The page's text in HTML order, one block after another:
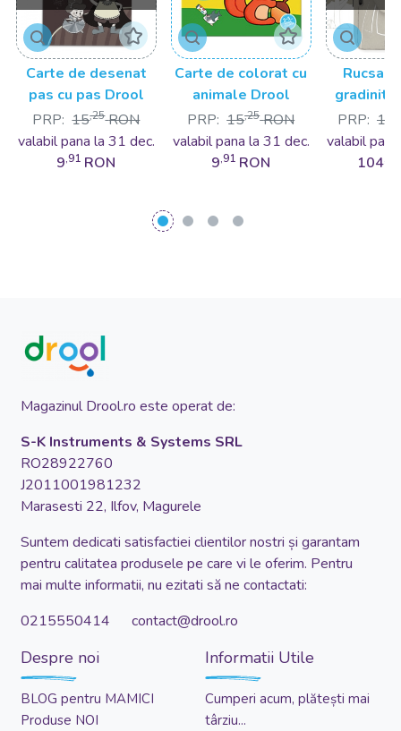
Carte de desenat
pas cu pas Drool
PRP: 15,25 RON
valabil pana la 31 dec.
9,91 RON
Carte de colorat cu
animale Drool
PRP: 15,25 RON
valabil pana la 31 dec.
9,91 RON
Rucsac
gradinita
PRP:
valabil
104
Magazinul Drool.ro este operat de:
S-K Instruments & Systems SRL
RO28922760
J2011001981232
Marasesti 22, Ilfov, Magurele
Suntem dedicati satisfactiei clientilor nostri și garantam
pentru calitatea produsele pe care vi le oferim. Pentru
mai multe informatii, nu ezitati să ne contactati:
0215550414 contact@drool.ro
Despre noi
BLOG pentru MAMICI
Produse NOI
Informatii Utile
Cumperi acum, plătești mai
târziu...